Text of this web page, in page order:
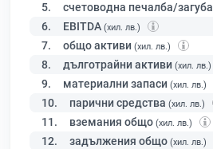
5. счетоводна печалба/загуба
6. EBITDA (хил. лв.)
7. общо активи (хил. лв.)
8. дълготрайни активи (хил. лв.)
9. материални запаси (хил. лв.)
10. парични средства (хил. лв.)
11. вземания общо (хил. лв.)
12. задължения общо (хил. лв.)